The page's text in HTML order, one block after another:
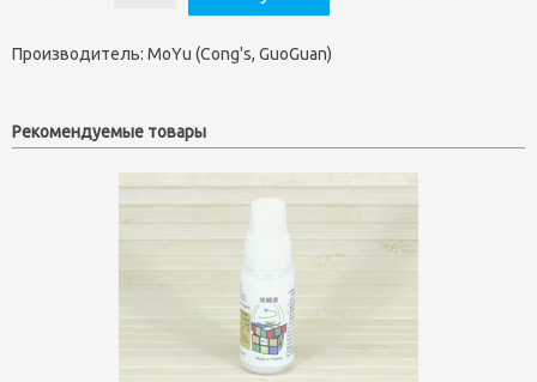
Производитель: MoYu (Cong's, GuoGuan)
Рекомендуемые товары